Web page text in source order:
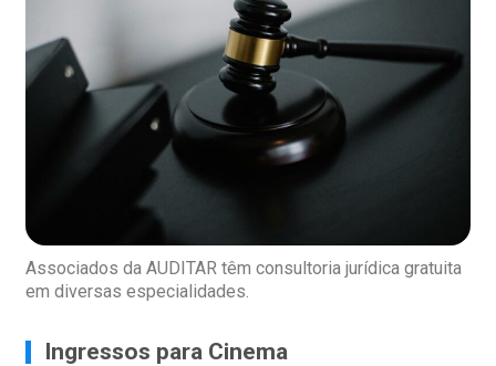
Associados da AUDITAR têm consultoria jurídica gratuita
em diversas especialidades.
Ingressos para Cinema